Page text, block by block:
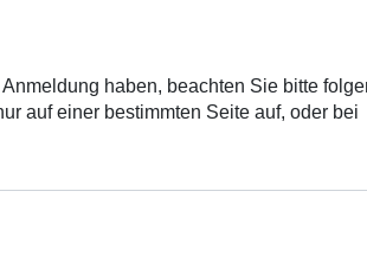
haben, beachten Sie bitte
auf einer bestimmten Seite auf, oder bei